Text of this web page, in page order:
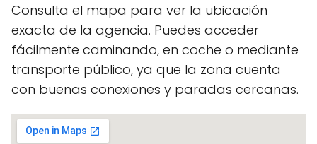
Consulta el mapa para ver la ubicación
exacta de la agencia. Puedes acceder
fácilmente caminando, en coche o mediante
transporte público, ya que la zona cuenta
con buenas conexiones y paradas cercanas.